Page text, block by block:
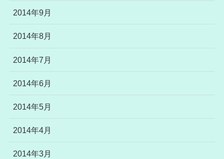
2014年9月
2014年8月
2014年7月
2014年6月
2014年5月
2014年4月
2014年3月